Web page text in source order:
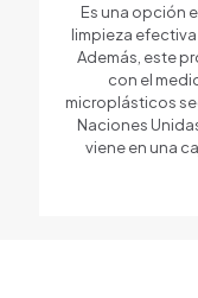
Es una opción
limpieza efectiva
Además, este
con el
microplásticos
Naciones
viene en una